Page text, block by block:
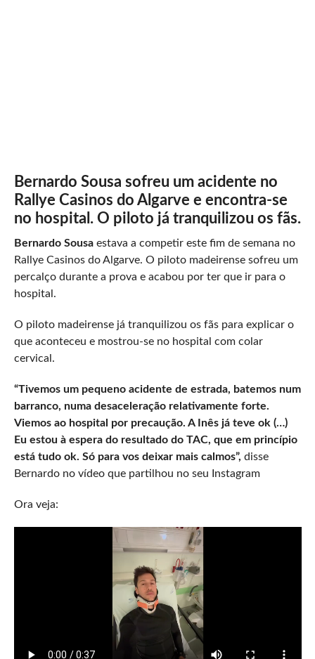
Bernardo Sousa sofreu um acidente no
Rallye Casinos do Algarve e encontra-se
no hospital. O piloto já tranquilizou os fãs.
Bernardo Sousaestava a competir este fim de semana no
Rallye Casinos do Algarve. O piloto madeirense sofreu um
percalço durante a prova e acabou por ter que ir para o
hospital.
O piloto madeirense já tranquilizou os fãs para explicar o
que aconteceu e mostrou-se no hospital com colar
cervical.
“Tivemos um pequeno acidente de estrada, batemos num
barranco, numa desaceleração relativamente forte.
Viemos ao hospital por precaução. A Inês já teve ok (…)
Eu estou à espera do resultado do TAC, que em princípio
está tudo ok. Só para vos deixar mais calmos”, disse
Bernardo no vídeo que partilhou no seu Instagram
Ora veja: